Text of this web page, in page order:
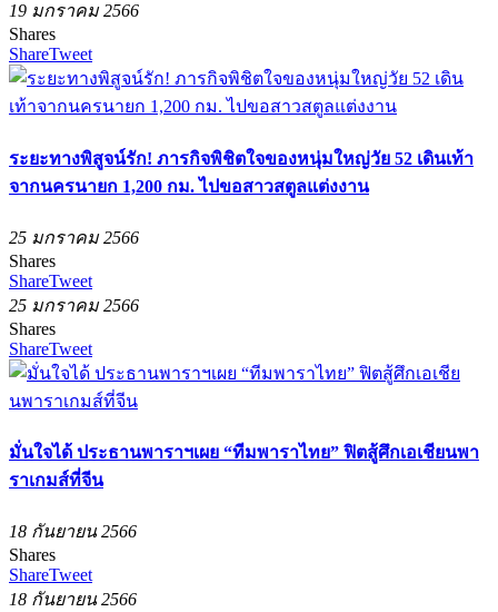
19 มกราคม 2566
Shares
ShareTweet
ระยะทางพิสูจน์รัก! ภารกิจพิชิตใจของหนุ่มใหญ่วัย 52 เดินเท้า
จากนครนายก 1,200 กม. ไปขอสาวสตูลแต่งงาน
25 มกราคม 2566
Shares
ShareTweet
25 มกราคม 2566
Shares
ShareTweet
มั่นใจได้ ประธานพาราฯเผย “ทีมพาราไทย” ฟิตสู้ศึกเอเชียนพา
ราเกมส์ที่จีน
18 กันยายน 2566
Shares
ShareTweet
18 กันยายน 2566